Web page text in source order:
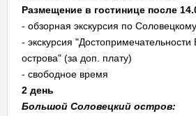
Размещение в гостинице после
- обзорная экскурсия по
- экскурсия
острова" (за доп. плату)
- свободное время
2 день
Большой Соловецкий остров: